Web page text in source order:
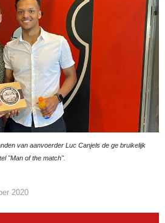
van aanvoerder Luc Canjels de ge bruikelijk
"Man of the match".
2020